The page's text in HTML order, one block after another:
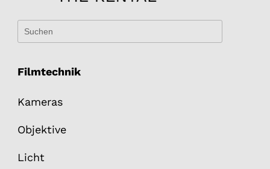
Filmtechnik
Kameras
Objektive
Licht